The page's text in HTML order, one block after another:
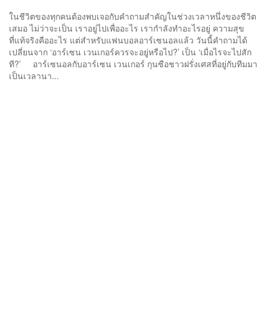
ในชีวิตของทุกคนต้องพบเจอกับคำถามสำคัญในช่วงเวลาหนึ่งของชีวิต
เสมอ ไม่ว่าจะเป็น เราอยู่ไปเพื่ออะไร เรากำลังทำอะไรอยู่ ความสุข
ที่แท้จริงคืออะไร แต่สำหรับแฟนบอลอาร์เซนอลแล้ว วันนี้คำถามได้
เปลี่ยนจาก ‘อาร์เซน เวนเกอร์ควรจะอยู่หรือไป?’ เป็น ‘เมื่อไรจะไปสัก
ที?’ อาร์เซนอลกับอาร์เซน เวนเกอร์ กุนซือชาวฝรั่งเศสที่อยู่กับทีมมา
เป็นเวลานา...